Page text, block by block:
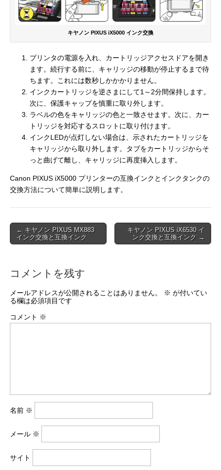
キヤノン PIXUS iX5000 インク交換
プリンタの電源を入れ、カートリッジアクセスドアを開き
ます。続行する前に、キャリッジの移動が停止するまで待
ちます。これには数秒しかかかりません。
インクカートリッジを逆さまにして1～2分間保持します。
次に、保護キャップを慎重に取り外します。
ラベルの色をキャリッジの色と一致させます。次に、カー
トリッジを対応するスロットに取り付けます。
インクLEDが点灯しない場合は、示されたカートリッジを
キャリッジから取り外します。タブをカートリッジからそ
っと曲げて離し、キャリッジに再度挿入します。
Canon PIXUS iX5000 プリンターの互換インクとインクタンクの
交換方法について簡単に説明します。
Post
navigation
← キヤノン PIXUS MX883
インク交換と互換インク
キヤノン PIXUS iX6530 イ
ンク交換と互換インク →
コメントを残す
メールアドレスが公開されることはありません。 ※ が付いてい
る欄は必須項目です
コメント ※
名前 ※
メール ※
サイト